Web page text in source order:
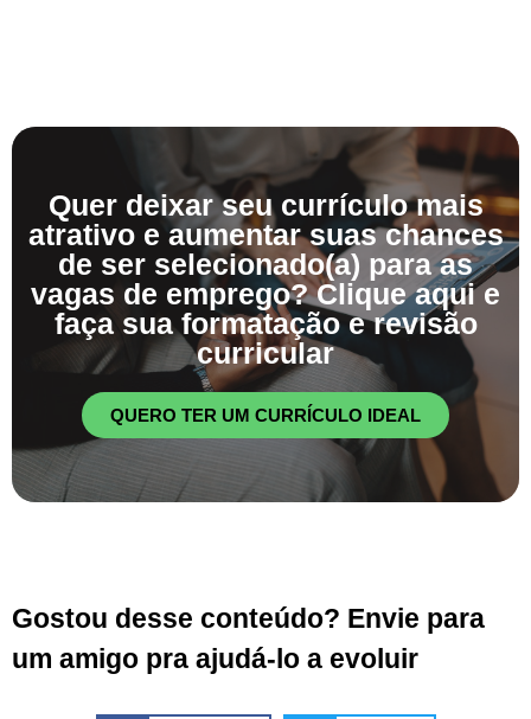
Quer deixar seu currículo mais
atrativo e aumentar suas chances
de ser selecionado(a) para as
vagas de emprego? Clique aqui e
faça sua formatação e revisão
curricular
QUERO TER UM CURRÍCULO IDEAL
Gostou desse conteúdo? Envie para
um amigo pra ajudá-lo a evoluir